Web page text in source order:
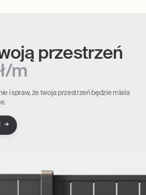
przestrzeń
m
i spraw, że twoja przestrzeń będzie miała
→